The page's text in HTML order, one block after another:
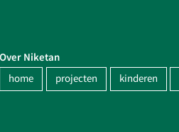
Over Niketan
home
projecten kinderen